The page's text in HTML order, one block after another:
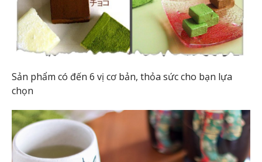
Sản phẩm có đến 6 vị cơ bản, thỏa sức cho bạn lựa
chọn